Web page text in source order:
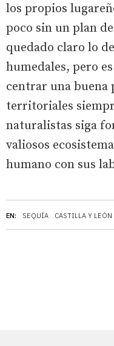
EN: SEQUÍA CASTILLA Y LEÓN
los propios
poco sin un plan
quedado claro lo
humedales, pero
centrar una buena
territoriales
naturalistas siga
valiosos
humano con sus